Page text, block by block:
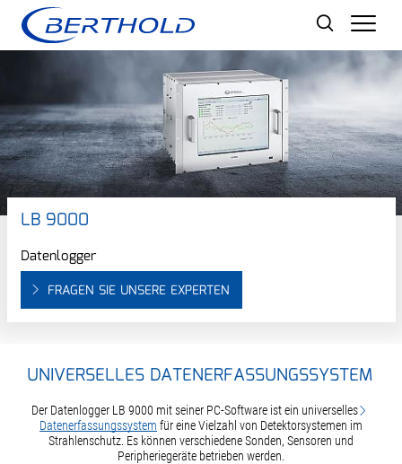
LB 9000
Datenlogger
FRAGEN SIE UNSERE EXPERTEN
UNIVERSELLES DATENERFASSUNGSSYSTEM
Der Datenlogger LB 9000 mit seiner PC-Software ist ein universelles
Datenerfassungssystem für eine Vielzahl von Detektorsystemen im
Strahlenschutz. Es können verschiedene Sonden, Sensoren und
Peripheriegeräte betrieben werden.